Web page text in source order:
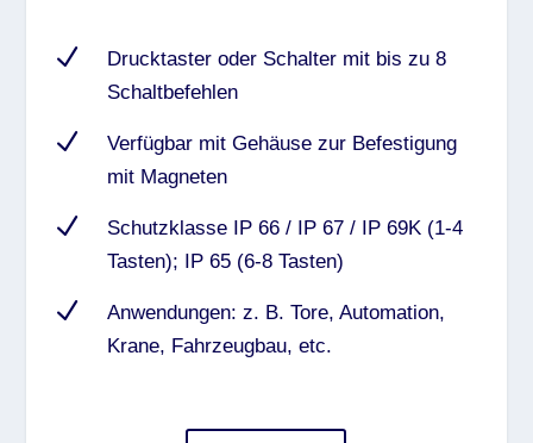
N
Drucktaster oder Schalter mit bis zu 8
Schaltbefehlen
N
Verfügbar mit Gehäuse zur Befestigung
mit Magneten
N
Schutzklasse IP 66 / IP 67 / IP 69K (1-4
Tasten); IP 65 (6-8 Tasten)
N
Anwendungen: z. B. Tore, Automation,
Krane, Fahrzeugbau, etc.